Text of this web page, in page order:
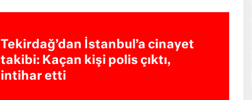
Tekirdağ’dan İstanbul’a cinayet
takibi: Kaçan kişi polis çıktı,
intihar etti